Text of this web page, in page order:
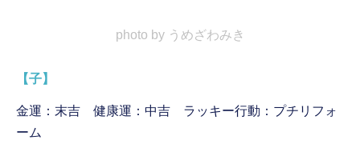
photo by うめざわみき
【子】
金運：末吉 健康運：中吉 ラッキー行動：プチリフォ
ーム